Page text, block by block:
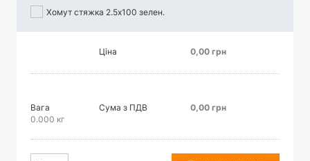
Хомут стяжка 2.5х100 зелен.
Ціна 0,00 грн
Вага
0.000 кг
Сума з ПДВ 0,00 грн